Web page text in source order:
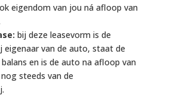
eigendom van jou ná afloop van
bij deze leasevorm is de
eigenaar van de auto, staat de
en is de auto na afloop van
steeds van de